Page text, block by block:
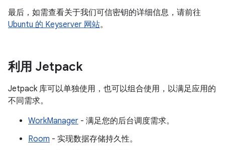
最后，如需查看关于我们可信密钥的详细信息，请前往
Ubuntu 的 Keyserver 网站。
利用 Jetpack
Jetpack 库可以单独使用，也可以组合使用，以满足应用的
不同需求。
WorkManager - 满足您的后台调度需求。
Room - 实现数据存储持久性。